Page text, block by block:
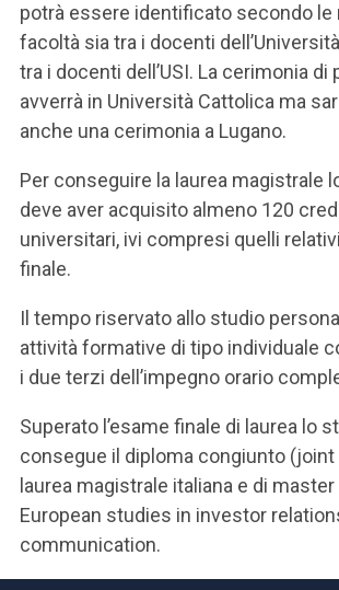
potrà essere identificato secondo le
facoltà sia tra i docenti
tra i docenti dell’USI. La cerimonia
avverrà in Università Cattolica ma
anche una cerimonia a Lugano.
Per conseguire la laurea magistrale
deve aver acquisito almeno 120
universitari, ivi compresi quelli
finale.
Il tempo riservato allo studio
attività formative di tipo individuale
i due terzi dell’impegno orario
Superato l’esame finale di laurea lo
consegue il diploma congiunto (joint
laurea magistrale italiana e di
European studies in investor
communication.